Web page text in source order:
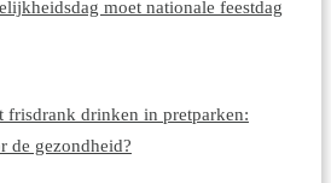
moet nationale feestdag
frisdrank drinken in pretparken:
de gezondheid?